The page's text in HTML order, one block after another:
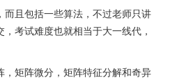
且包括一些算法，不过老师只讲
考试难度也就相当于大一线代，
矩阵微分，矩阵特征分解和奇异